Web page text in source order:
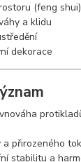
(feng shui)
a klidu
dekorace
a přirozeného
stabilitu a